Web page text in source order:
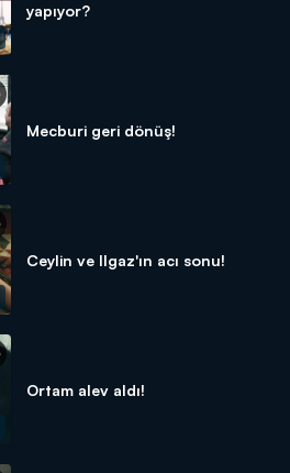
yapıyor?
Mecburi geri dönüş!
Ceylin ve Ilgaz'ın acı sonu!
Ortam alev aldı!